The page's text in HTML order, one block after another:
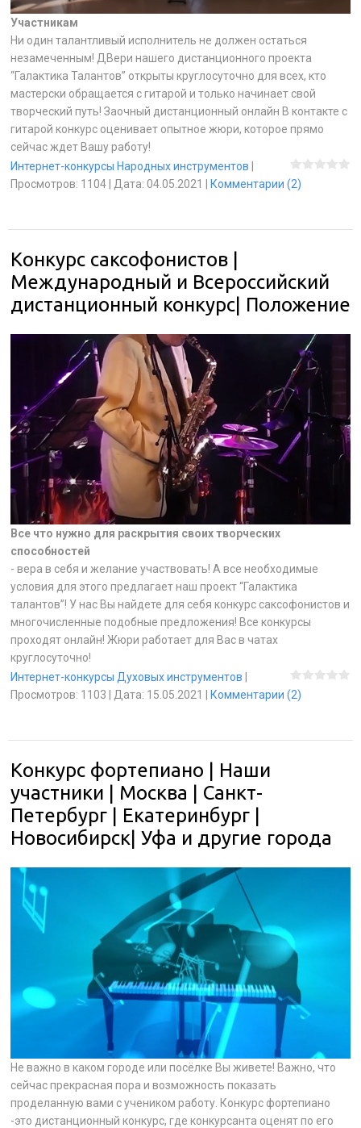
Участникам
Ни один талантливый исполнитель не должен остаться
незамеченным! ДВери нашего дистанционного проекта
“Галактика Талантов” открыты круглосуточно для всех, кто
мастерски обращается с гитарой и только начинает свой
творческий путь! Заочный дистанционный онлайн В контакте с
гитарой конкурс оценивает опытное жюри, которое прямо
сейчас ждет Вашу работу!
Интернет-конкурсы Народных инструментов
Просмотров: 1104 Дата: 04.05.2021 Комментарии (2)
Конкурс саксофонистов |
Международный и Всероссийский
дистанционный конкурс| Положение
Все что нужно для раскрытия своих творческих
способностей
- вера в себя и желание участвовать! А все необходимые
условия для этого предлагает наш проект “Галактика
талантов”! У нас Вы найдете для себя конкурс саксофонистов и
многочисленные подобные предложения! Все конкурсы
проходят онлайн! Жюри работает для Вас в чатах
круглосуточно!
Интернет-конкурсы Духовых инструментов
Просмотров: 1103 Дата: 15.05.2021 Комментарии (2)
Конкурс фортепиано | Наши
участники | Москва | Санкт-
Петербург | Екатеринбург |
Новосибирск| Уфа и другие города
Не важно в каком городе или посёлке Вы живете! Важно, что
сейчас прекрасная пора и возможность показать
проделанную вами с учеником работу. Конкурс фортепиано
-это дистанционный конкурс, где конкурсанта оценят по его